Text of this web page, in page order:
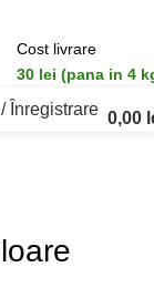
Cost livrare
30 lei (pana in 4
Înregistrare 0,00